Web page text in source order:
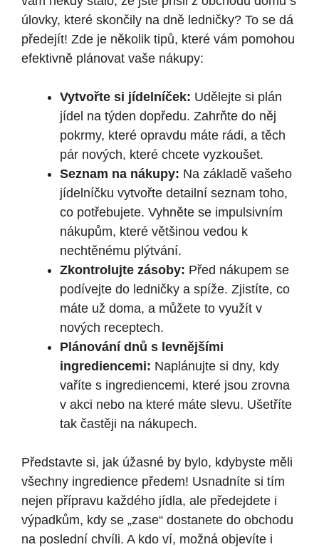
úlovky, které skončily na dně ledničky? To se dá
předejít! Zde je několik tipů, které vám pomohou
efektivně plánovat vaše nákupy:
Vytvořte si jídelníček: Udělejte si plán
jídel na týden dopředu. Zahrňte do něj
pokrmy, které opravdu máte rádi, a těch
pár nových, které chcete vyzkoušet.
Seznam na nákupy: Na základě vašeho
jídelníčku vytvořte detailní seznam toho,
co potřebujete. Vyhněte se impulsivním
nákupům, které většinou vedou k
nechtěnému plýtvání.
Zkontrolujte zásoby: Před nákupem se
podívejte do ledničky a spíže. Zjistíte, co
máte už doma, a můžete to využít v
nových receptech.
Plánování dnů s levnějšími
ingrediencemi: Naplánujte si dny, kdy
vaříte s ingrediencemi, které jsou zrovna
v akci nebo na které máte slevu. Ušetříte
tak častěji na nákupech.
Představte si, jak úžasné by bylo, kdybyste měli
všechny ingredience předem! Usnadníte si tím
nejen přípravu každého jídla, ale předejdete i
výpadkům, kdy se „zase“ dostanete do obchodu
na poslední chvíli. A kdo ví, možná objevíte i